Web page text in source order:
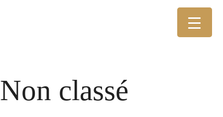
Non classé